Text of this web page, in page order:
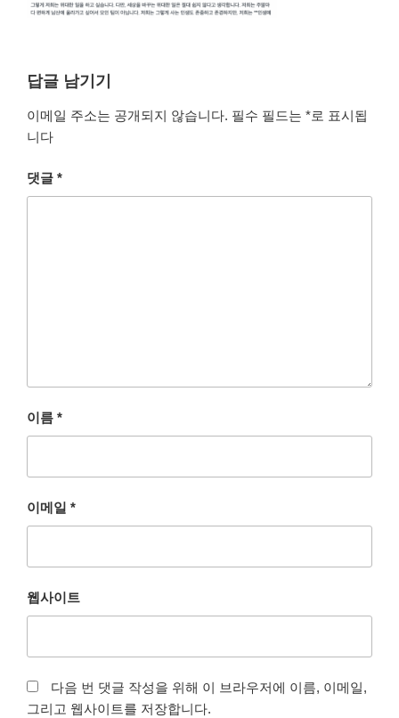
답글 남기기
이메일 주소는 공개되지 않습니다. 필수 필드는 *로 표시됩
니다
댓글 *
이름 *
이메일 *
웹사이트
다음 번 댓글 작성을 위해 이 브라우저에 이름, 이메일,
그리고 웹사이트를 저장합니다.